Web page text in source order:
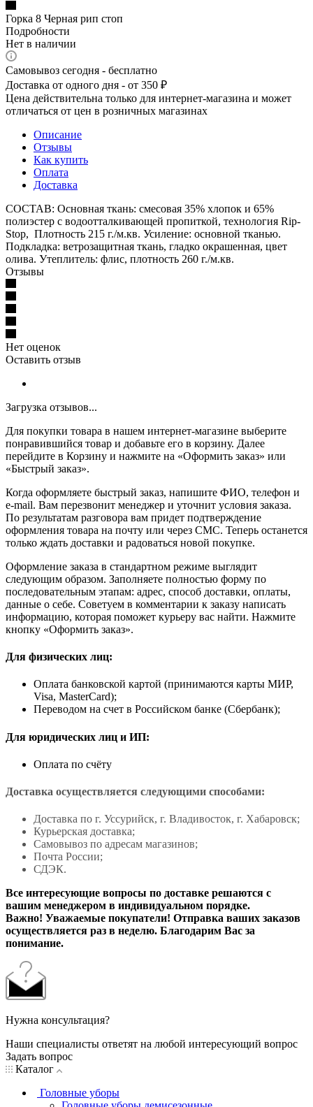
Горка 8 Черная рип стоп
Подробности
Нет в наличии
Самовывоз сегодня - бесплатно
Доставка от одного дня - от 350 ₽
Цена действительна только для интернет-магазина и может
отличаться от цен в розничных магазинах
Описание
Отзывы
Как купить
Оплата
Доставка
СОСТАВ: Основная ткань: смесовая 35% хлопок и 65%
полиэстер с водоотталкивающей пропиткой, технология Rip-
Stop, Плотность 215 г./м.кв. Усиление: основной тканью.
Подкладка: ветрозащитная ткань, гладко окрашенная, цвет
олива. Утеплитель: флис, плотность 260 г./м.кв.
Отзывы
Нет оценок
Оставить отзыв
Загрузка отзывов...
Для покупки товара в нашем интернет-магазине выберите
понравившийся товар и добавьте его в корзину. Далее
перейдите в Корзину и нажмите на «Оформить заказ» или
«Быстрый заказ».
Когда оформляете быстрый заказ, напишите ФИО, телефон и
e-mail. Вам перезвонит менеджер и уточнит условия заказа.
По результатам разговора вам придет подтверждение
оформления товара на почту или через СМС. Теперь останется
только ждать доставки и радоваться новой покупке.
Оформление заказа в стандартном режиме выглядит
следующим образом. Заполняете полностью форму по
последовательным этапам: адрес, способ доставки, оплаты,
данные о себе. Советуем в комментарии к заказу написать
информацию, которая поможет курьеру вас найти. Нажмите
кнопку «Оформить заказ».
Для физических лиц:
Оплата банковской картой (принимаются карты МИР,
Visa, MasterCard);
Переводом на счет в Российском банке (Сбербанк);
Для юридических лиц и ИП:
Оплата по счёту
Доставка осуществляется следующими способами:
Доставка по г. Уссурийск, г. Владивосток, г. Хабаровск;
Курьерская доставка;
Самовывоз по адресам магазинов;
Почта России;
СДЭК.
Все интересующие вопросы по доставке решаются с
вашим менеджером в индивидуальном порядке.
Важно! Уважаемые покупатели! Отправка ваших заказов
осуществляется раз в неделю. Благодарим Вас за
понимание.
Нужна консультация?
Наши специалисты ответят на любой интересующий вопрос
Задать вопрос
Каталог
Головные уборы